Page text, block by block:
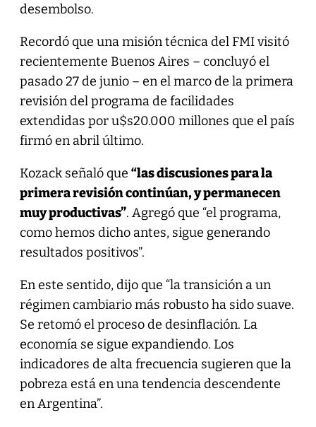
desembolso.
Recordó que una misión técnica del FMI visitó
recientemente Buenos Aires – concluyó el
pasado 27 de junio – en el marco de la primera
revisión del programa de facilidades
extendidas por u$s20.000 millones que el país
firmó en abril último.
Kozack señaló que “las discusiones para la
primera revisión continúan, y permanecen
muy productivas”. Agregó que “el programa,
como hemos dicho antes, sigue generando
resultados positivos”.
En este sentido, dijo que “la transición a un
régimen cambiario más robusto ha sido suave.
Se retomó el proceso de desinflación. La
economía se sigue expandiendo. Los
indicadores de alta frecuencia sugieren que la
pobreza está en una tendencia descendente
en Argentina”.